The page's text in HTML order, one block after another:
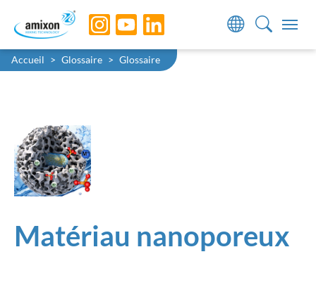
Skip to main navigation
Skip to main content
Skip to page footer
You are here:
Accueil Glossaire Glossaire
Matériau nanoporeux